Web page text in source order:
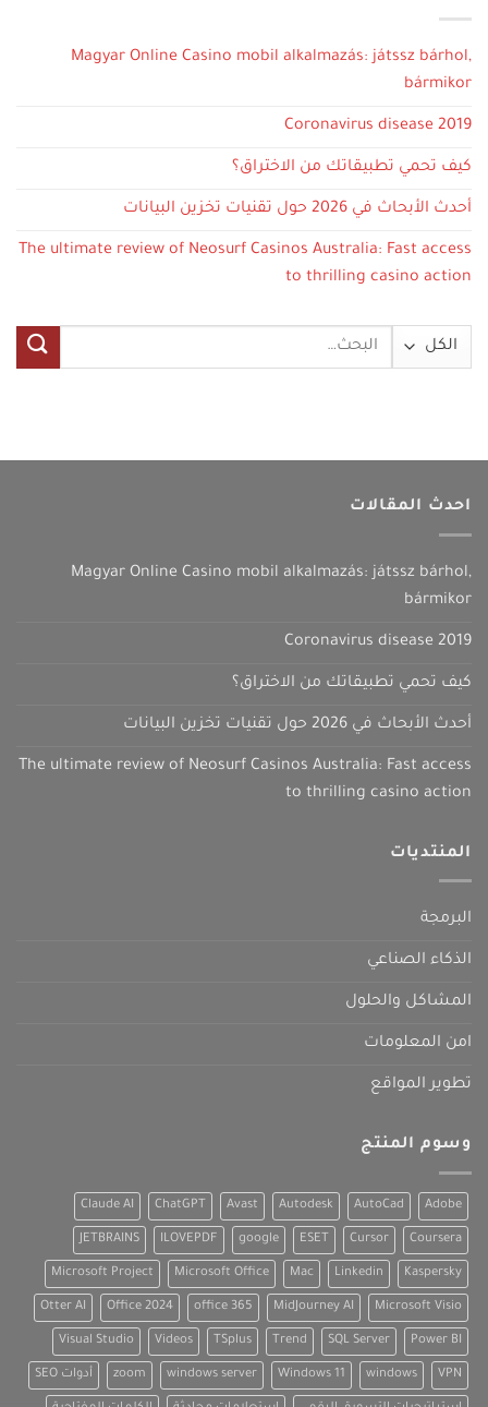
Magyar Online Casino mobil alkalmazás: játssz bárhol,
bármikor
Coronavirus disease 2019
كيف تحمي تطبيقاتك من الاختراق؟
أحدث الأبحاث في 2026 حول تقنيات تخزين البيانات
The ultimate review of Neosurf Casinos Australia: Fast access
to thrilling casino action
البحث
احدث المقالات
Magyar Online Casino mobil alkalmazás: játssz bárhol,
bármikor
Coronavirus disease 2019
كيف تحمي تطبيقاتك من الاختراق؟
أحدث الأبحاث في 2026 حول تقنيات تخزين البيانات
The ultimate review of Neosurf Casinos Australia: Fast access
to thrilling casino action
المنتديات
البرمجة
الذكاء الصناعي
المشاكل والحلول
امن المعلومات
تطوير المواقع
وسوم المنتج
Adobe
AutoCad
Autodesk
Avast
ChatGPT
Claude AI
Coursera
Cursor
ESET
google
ILOVEPDF
JETBRAINS
Kaspersky
Linkedin
Mac
Microsoft Office
Microsoft Project
Microsoft Visio
MidJourney AI
office 365
Office 2024
Otter AI
Power BI
SQL Server
Trend
TSplus
Videos
Visual Studio
VPN
windows
Windows 11
windows server
zoom أدوات SEO